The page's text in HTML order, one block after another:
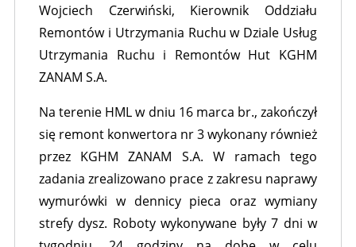
Wojciech Czerwiński, Kierownik Oddziału
Remontów i Utrzymania Ruchu w Dziale Usług
Utrzymania Ruchu i Remontów Hut KGHM
ZANAM S.A.
Na terenie HML w dniu 16 marca br., zakończył
się remont konwertora nr 3 wykonany również
przez KGHM ZANAM S.A. W ramach tego
zadania zrealizowano prace z zakresu naprawy
wymurówki w dennicy pieca oraz wymiany
strefy dysz. Roboty wykonywane były 7 dni w